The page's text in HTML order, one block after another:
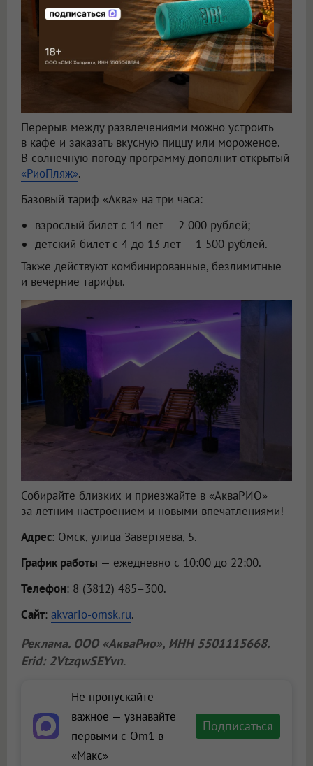
Перерыв между развлечениями можно устроить
в кафе и заказать вкусную пиццу или мороженое.
В солнечную погоду программу дополнит открытый
«РиоПляж».
Базовый тариф «Аква» на три часа:
взрослый билет с 14 лет — 2 000 рублей;
детский билет с 4 до 13 лет — 1 500 рублей.
Также действуют комбинированные, безлимитные
и вечерние тарифы.
Собирайте близких и приезжайте в «АкваРИО»
за летним настроением и новыми впечатлениями!
Адрес: Омск, улица Завертяева, 5.
График работы — ежедневно с 10:00 до 22:00.
Телефон: 8 (3812) 485–300.
Сайт: akvario-omsk.ru.
Реклама. ООО «АкваРио», ИНН 5501115668.
Erid: 2VtzqwSEYvn.
Не пропускайте
важное — узнавайте
первыми с Om1 в
«Макс»
Подписаться